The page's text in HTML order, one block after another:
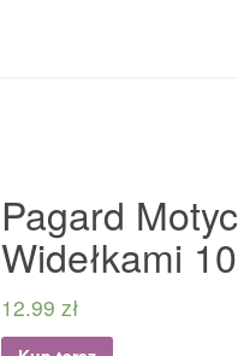
Pagard
Widełkami
12.99 zł